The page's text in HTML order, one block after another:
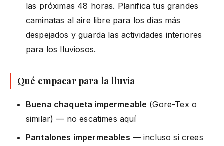
las próximas 48 horas. Planifica tus grandes
caminatas al aire libre para los días más
despejados y guarda las actividades interiores
para los lluviosos.
Qué empacar para la lluvia
Buena chaqueta impermeable (Gore-Tex o
similar) — no escatimes aquí
Pantalones impermeables — incluso si crees